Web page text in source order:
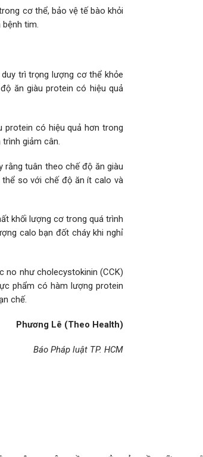
cơ thể, bảo vệ tế bào khỏi
tim.
trì trọng lượng cơ thể khỏe
ăn giàu protein có hiệu quả
protein có hiệu quả hơn trong
giảm cân.
tuân theo chế độ ăn giàu
so với chế độ ăn ít calo và
khối lượng cơ trong quá trình
calo bạn đốt cháy khi nghỉ
no như cholecystokinin (CCK)
phẩm có hàm lượng protein
chế.
Phương Lê (Theo Health)
Báo Pháp luật TP. HCM